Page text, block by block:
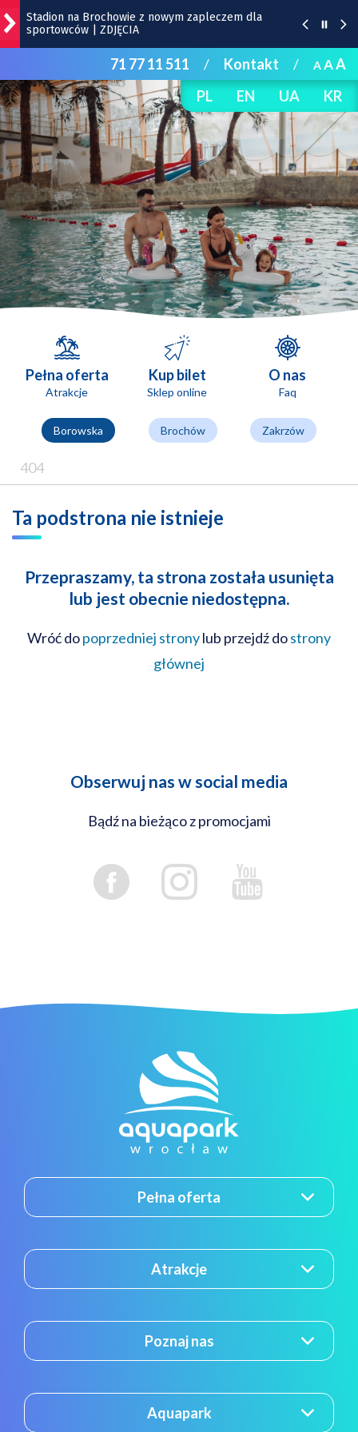
Stadion na Brochowie z nowym zapleczem dla
sportowców | ZDJĘCIA
Sparta wygrała na Stadionie Olimpijskim. Tak cieszyli
się kibice
We Wrocławiu potrzebni pracownicy z
kompetencjami
Ten budynek z wyjątkową przedwojenną mozaiką
zostanie wyremontowany
UPWr będzie kształcić projektantów „miast
przyszłości”
71 77 11 511 / Kontakt / AAA
PL
EN UA KR
Pełna oferta
Atrakcje
Kup bilet
Sklep online
O nas
Faq
Borowska Brochów Zakrzów
404
Ta podstrona nie istnieje
Przepraszamy, ta strona została usunięta
lub jest obecnie niedostępna.
Wróć dopoprzedniej stronylub przejdź dostrony
głównej
Obserwuj nas w social media
Bądź na bieżąco z promocjami
Pełna oferta
Atrakcje
Poznaj nas
Aquapark